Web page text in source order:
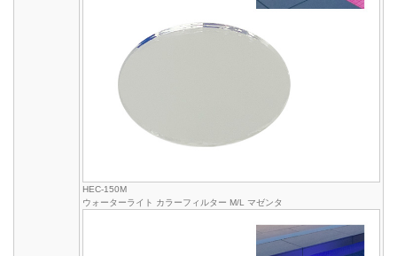
HEC-150M
ウォーターライト カラーフィルター M/L マゼンタ